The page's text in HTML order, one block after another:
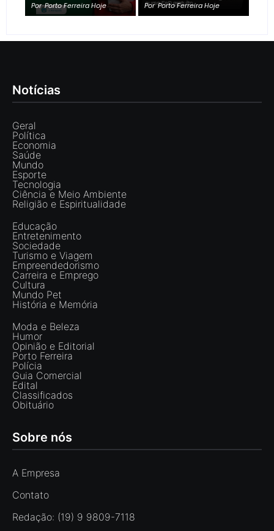
Por Porto Ferreira Hoje Por Porto Ferreira Hoje
Notícias
Geral
Política
Economia
Saúde
Mundo
Esporte
Tecnologia
Ciência e Meio Ambiente
Religião e Espiritualidade
Educação
Entretenimento
Sociedade
Turismo e Viagem
Empreendedorismo
Carreira e Emprego
Cultura
Mundo Pet
História e Memória
Moda e Beleza
Humor
Opinião e Editorial
Porto Ferreira
Polícia
Guia Comercial
Edital
Classificados
Obituário
Sobre nós
A Empresa
Contato
Redação: (19) 9 9809-7118